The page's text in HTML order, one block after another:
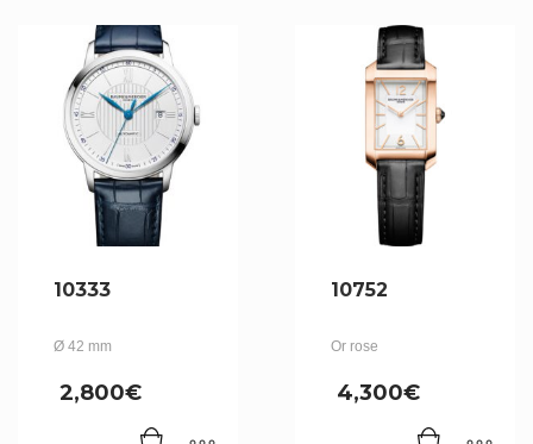
10333
Ø 42 mm
2,800€
10752
Or rose
4,300€